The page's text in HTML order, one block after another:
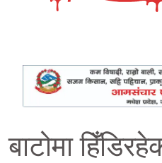
बाटोमा